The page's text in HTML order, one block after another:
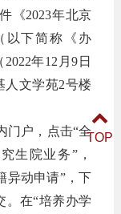
《2023年北京
以下简称《办
2022年12月9 日
人文学苑2号楼
门户，点击“全
生院业务”，
异动申请”，下
。在“培养办学
TOP